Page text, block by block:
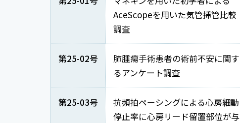
AceScopeを用いた気管挿管比較
調査
第25-02号
肺腫瘍手術患者の術前不安に関す
るアンケート調査
第25-03号
抗頻拍ペーシングによる心房細動
停止率に心房リード留置部位が与